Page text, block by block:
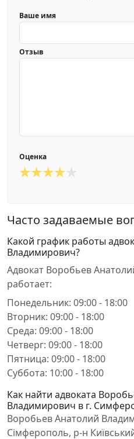
Ваше имя
Отзыв
Оценка
Часто задаваемые
Какой график работы
Владимирович?
Адвокат Воробьев
работает:
Понедельник: 09:00 - 18:00
Вторник: 09:00 - 18:00
Среда: 09:00 - 18:00
Четверг: 09:00 - 18:00
Пятница: 09:00 - 18:00
Суббота: 10:00 - 18:00
Как найти адвоката
Владимирович в г.
Воробьев Анатолий
Сімферополь, р-н